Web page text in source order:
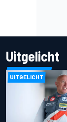
Uitgelicht
UITGELICHT